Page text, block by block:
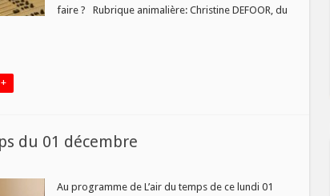
faire ? Rubrique animalière: Christine DEFOOR, du
du 01 décembre
Au programme de L’air du temps de ce lundi 01